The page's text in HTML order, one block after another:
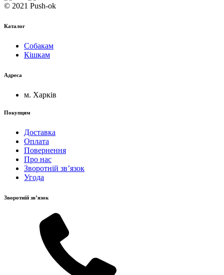
© 2021 Push-ok
Каталог
Собакам
Кішкам
Адреса
м. Харків
Покупцям
Доставка
Оплата
Повернення
Про нас
Зворотній зв’язок
Угода
Зворотній зв’язок